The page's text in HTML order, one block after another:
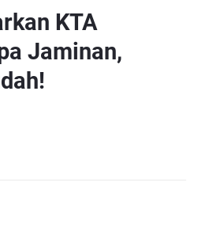
KTA
Jaminan,